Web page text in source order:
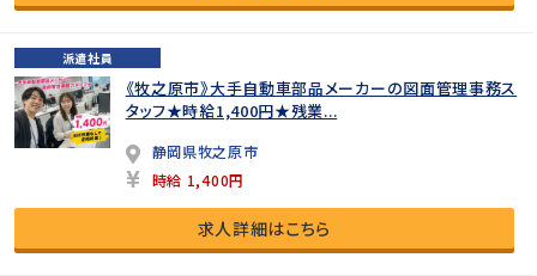
派遣社員
《牧之原市》大手自動車部品メーカーの図面管理事務ス
タッフ★時給1,400円★残業...
静岡県牧之原市
時給 1,400円
求人詳細はこちら